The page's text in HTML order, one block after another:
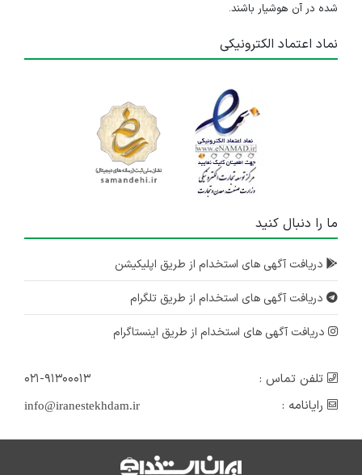
شده در آن هوشیار باشند.
نماد اعتماد الکترونیکی
ما را دنبال کنید
دریافت آگهی های استخدام از طریق اپلیکیشن
دریافت آگهی های استخدام از طریق تلگرام
دریافت آگهی های استخدام از طریق اینستاگرام
تلفن تماس :
۰۲۱-۹۱۳۰۰۰۱۳
رایانامه :
info@iranestekhdam.ir